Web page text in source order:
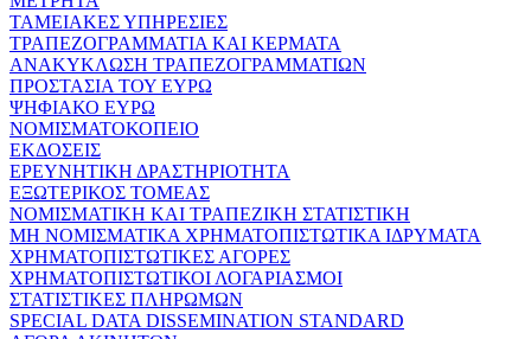
ΤΑΜΕΙΑΚΕΣ ΥΠΗΡΕΣΙΕΣ
ΤΡΑΠΕΖΟΓΡΑΜΜΑΤΙΑ ΚΑΙ ΚΕΡΜΑΤΑ
ΑΝΑΚΥΚΛΩΣΗ ΤΡΑΠΕΖΟΓΡΑΜΜΑΤΙΩΝ
ΠΡΟΣΤΑΣΙΑ ΤΟΥ ΕΥΡΩ
ΨΗΦΙΑΚΟ ΕΥΡΩ
ΝΟΜΙΣΜΑΤΟΚΟΠΕΙΟ
ΕΚΔΟΣΕΙΣ
ΕΡΕΥΝΗΤΙΚΗ ΔΡΑΣΤΗΡΙΟΤΗΤΑ
ΕΞΩΤΕΡΙΚΟΣ ΤΟΜΕΑΣ
ΝΟΜΙΣΜΑΤΙΚΗ ΚΑΙ ΤΡΑΠΕΖΙΚΗ ΣΤΑΤΙΣΤΙΚΗ
ΜΗ ΝΟΜΙΣΜΑΤΙΚΑ ΧΡΗΜΑΤΟΠΙΣΤΩΤΙΚΑ ΙΔΡΥΜΑΤΑ
ΧΡΗΜΑΤΟΠΙΣΤΩΤΙΚΕΣ ΑΓΟΡΕΣ
ΧΡΗΜΑΤΟΠΙΣΤΩΤΙΚΟΙ ΛΟΓΑΡΙΑΣΜΟΙ
ΣΤΑΤΙΣΤΙΚΕΣ ΠΛΗΡΩΜΩΝ
SPECIAL DATA DISSEMINATION STANDARD